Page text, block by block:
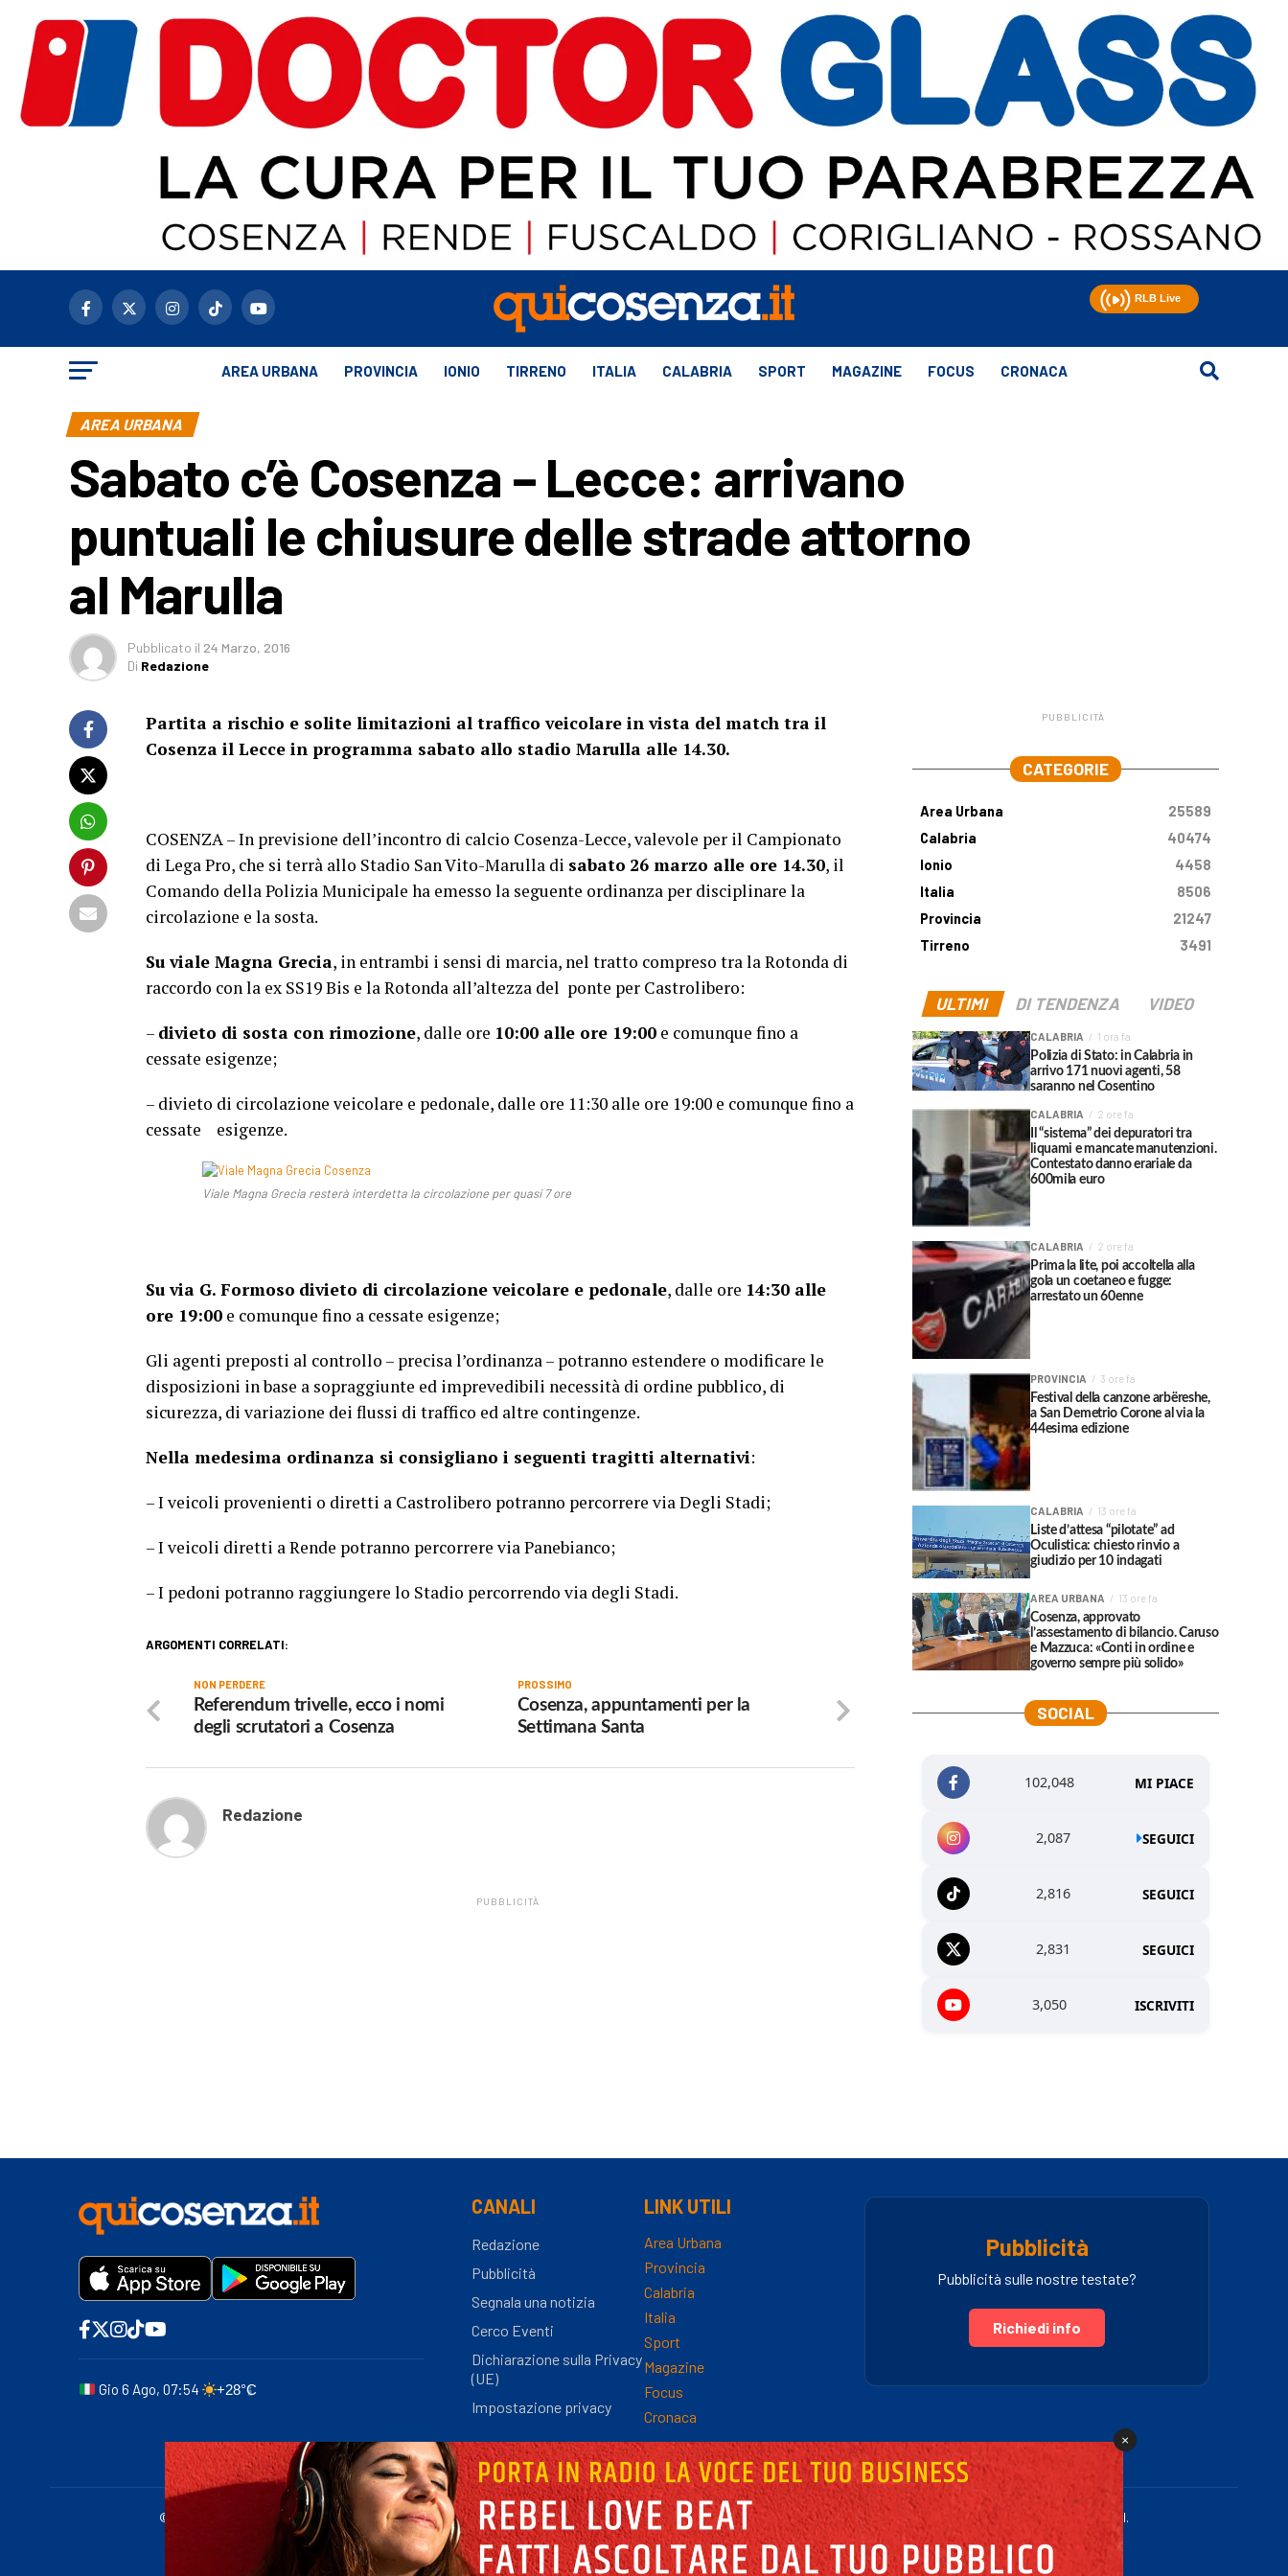
AREA URBANA PROVINCIA IONIO TIRRENO ITALIA CALABRIA SPORT MAGAZINE FOCUS CRONACA
AREA URBANA
Sabato c’è Cosenza – Lecce: arrivano
puntuali le chiusure delle strade attorno
al Marulla
Pubblicato il 24 Marzo, 2016
Di Redazione
Partita a rischio e solite limitazioni al traffico veicolare in vista del match tra il
Cosenza il Lecce in programma sabato allo stadio Marulla alle 14.30.
COSENZA – In previsione dell’incontro di calcio Cosenza-Lecce, valevole per il Campionato
di Lega Pro, che si terrà allo Stadio San Vito-Marulla di sabato 26 marzo alle ore 14.30, il
Comando della Polizia Municipale ha emesso la seguente ordinanza per disciplinare la
circolazione e la sosta.
Su viale Magna Grecia, in entrambi i sensi di marcia, nel tratto compreso tra la Rotonda di
raccordo con la ex SS19 Bis e la Rotonda all’altezza del ponte per Castrolibero:
– divieto di sosta con rimozione, dalle ore 10:00 alle ore 19:00 e comunque fino a
cessate esigenze;
– divieto di circolazione veicolare e pedonale, dalle ore 11:30 alle ore 19:00 e comunque fino a
cessate esigenze.
Viale Magna Grecia resterà interdetta la circolazione per quasi 7 ore
Su via G. Formoso divieto di circolazione veicolare e pedonale, dalle ore 14:30 alle
ore 19:00 e comunque fino a cessate esigenze;
Gli agenti preposti al controllo – precisa l’ordinanza – potranno estendere o modificare le
disposizioni in base a sopraggiunte ed imprevedibili necessità di ordine pubblico, di
sicurezza, di variazione dei flussi di traffico ed altre contingenze.
Nella medesima ordinanza si consigliano i seguenti tragitti alternativi:
– I veicoli provenienti o diretti a Castrolibero potranno percorrere via Degli Stadi;
– I veicoli diretti a Rende potranno percorrere via Panebianco;
– I pedoni potranno raggiungere lo Stadio percorrendo via degli Stadi.
ARGOMENTI CORRELATI:
PROSSIMO
Cosenza, appuntamenti per la
Settimana Santa
NON PERDERE
Referendum trivelle, ecco i nomi
degli scrutatori a Cosenza
Redazione
PUBBLICITÀ
PUBBLICITÀ
CATEGORIE
Area Urbana
25589
Calabria
40474
Ionio
4458
Italia
8506
Provincia
21247
Tirreno
3491
ULTIMI DI TENDENZA VIDEO
CALABRIA 1 ora fa
Polizia di Stato: in Calabria in
arrivo 171 nuovi agenti, 58
saranno nel Cosentino
CALABRIA 2 ore fa
Il “sistema” dei depuratori tra
liquami e mancate manutenzioni.
Contestato danno erariale da
600mila euro
CALABRIA 2 ore fa
Prima la lite, poi accoltella alla
gola un coetaneo e fugge:
arrestato un 60enne
PROVINCIA 3 ore fa
Festival della canzone arbëreshe,
a San Demetrio Corone al via la
44esima edizione
CALABRIA 13 ore fa
Liste d’attesa “pilotate” ad
Oculistica: chiesto rinvio a
giudizio per 10 indagati
AREA URBANA 13 ore fa
Cosenza, approvato
l’assestamento di bilancio. Caruso
e Mazzuca: «Conti in ordine e
governo sempre più solido»
SOCIAL
102,048 MI PIACE
2,087 SEGUICI
2,816 SEGUICI
2,831 SEGUICI
3,050 ISCRIVITI
Gio 6 Ago, 07:54 +28°C
CANALI
Redazione
Pubblicità
Segnala una notizia
Cerco Eventi
Dichiarazione sulla Privacy
(UE)
Impostazione privacy
LINK UTILI
Area Urbana
Provincia
Calabria
Italia
Sport
Magazine
Focus
Cronaca
Pubblicità
Pubblicità sulle nostre testate?
Richiedi info
© 2011-2025 quicosenza.it - Tribunale di Cosenza Registro Stampa n.9/2012 - Direttore Responsabile Simona Gambaro | P.IVA 03005460781 | Powered by Fullmidia s.r.l.
×